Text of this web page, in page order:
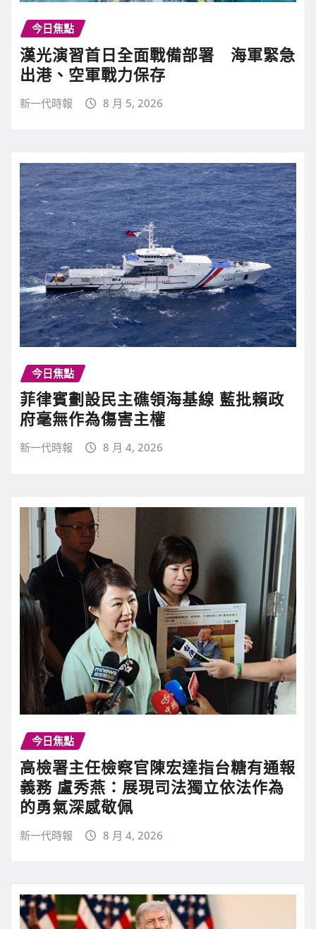
今日焦點
漢光演習首日全面戰備部署 海軍緊急
出港、空軍戰力保存
新一代時報 8 月 5, 2026
今日焦點
菲律賓劃設民主礁領海基線 藍批賴政
府毫無作為傷害主權
新一代時報 8 月 4, 2026
今日焦點
高檢署主任檢察官陳宏達指台糖有通報
義務 盧秀燕：展現司法獨立依法作為
的勇氣深感敬佩
新一代時報 8 月 4, 2026